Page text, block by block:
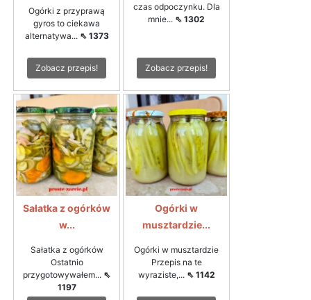
Ogórki z przyprawą
gyros to ciekawa
alternatywa... ⇖ 1373
Zobacz przepis!
czas odpoczynku. Dla
mnie... ⇖ 1302
Zobacz przepis!
Sałatka z ogórków
w...
Sałatka z ogórków
Ostatnio
przygotowywałem... ⇖
1197
Ogórki w
musztardzie...
Ogórki w musztardzie
Przepis na te
wyraziste,... ⇖ 1142